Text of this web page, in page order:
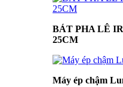
BÁT PHA LÊ
25CM
Máy ép chậm